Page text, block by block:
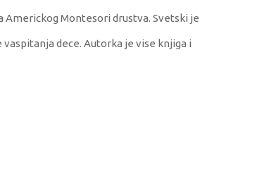
Americkog Montesori drustva. Svetski je
dece. Autorka je vise knjiga i